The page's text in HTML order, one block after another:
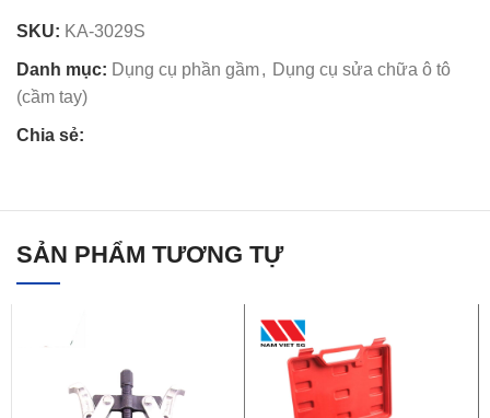
SKU: KA-3029S
Danh mục: Dụng cụ phần gầm, Dụng cụ sửa chữa ô tô
(cầm tay)
Chia sẻ:
SẢN PHẨM TƯƠNG TỰ